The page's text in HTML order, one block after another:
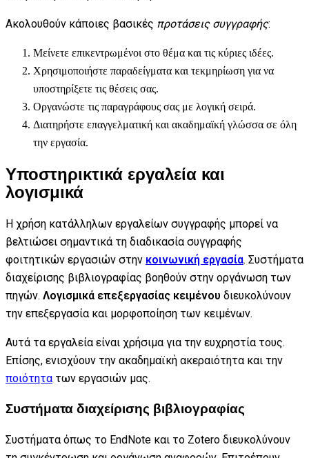
Ακολουθούν κάποιες βασικές προτάσεις συγγραφής:
Μείνετε επικεντρωμένοι στο θέμα και τις κύριες ιδέες.
Χρησιμοποιήστε παραδείγματα και τεκμηρίωση για να
υποστηρίξετε τις θέσεις σας.
Οργανώστε τις παραγράφους σας με λογική σειρά.
Διατηρήστε επαγγελματική και ακαδημαϊκή γλώσσα σε όλη
την εργασία.
Υποστηρικτικά εργαλεία και
λογισμικά
Η χρήση κατάλληλων εργαλείων συγγραφής μπορεί να
βελτιώσει σημαντικά τη διαδικασία συγγραφής
φοιτητικών εργασιών στην κοινωνική εργασία. Συστήματα
διαχείρισης βιβλιογραφίας βοηθούν στην οργάνωση των
πηγών. Λογισμικά επεξεργασίας κειμένου διευκολύνουν
την επεξεργασία και μορφοποίηση των κειμένων.
Αυτά τα εργαλεία είναι χρήσιμα για την ευχρηστία τους.
Επίσης, ενισχύουν την ακαδημαϊκή ακεραιότητα και την
ποιότητα των εργασιών μας.
Συστήματα διαχείρισης βιβλιογραφίας
Συστήματα όπως το EndNote και το Zotero διευκολύνουν